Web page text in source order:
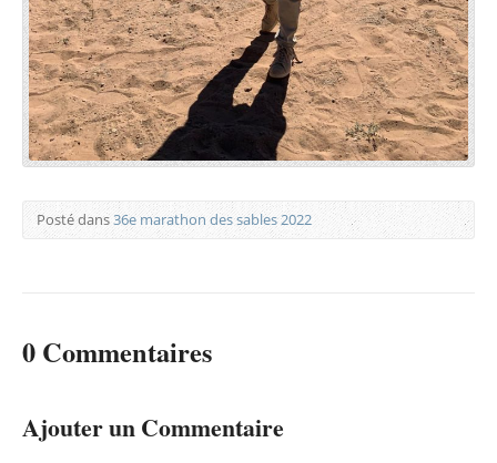
Posté dans36e marathon des sables 2022
0 Commentaires
Ajouter un Commentaire